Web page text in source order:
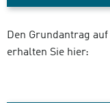
PDF
Den Grundantrag
erhalten Sie hier: